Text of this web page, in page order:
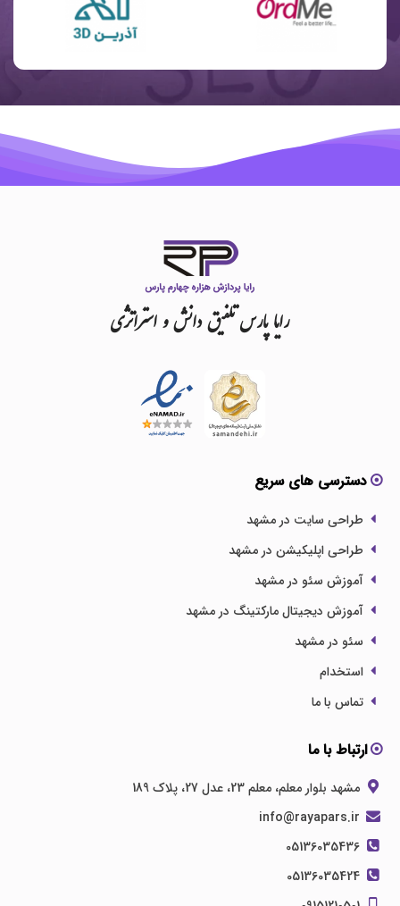
رایاپارستلفیقدانشواستراتژی
دسترسی های سریع
طراحی سایت در مشهد
طراحی اپلیکیشن در مشهد
آموزش سئو در مشهد
آموزش دیجیتال مارکتینگ در مشهد
سئو در مشهد
استخدام
تماس با ما
ارتباط با ما
مشهد بلوار معلم، معلم 23، عدل 27، پلاک 189
05136035436
05136035424